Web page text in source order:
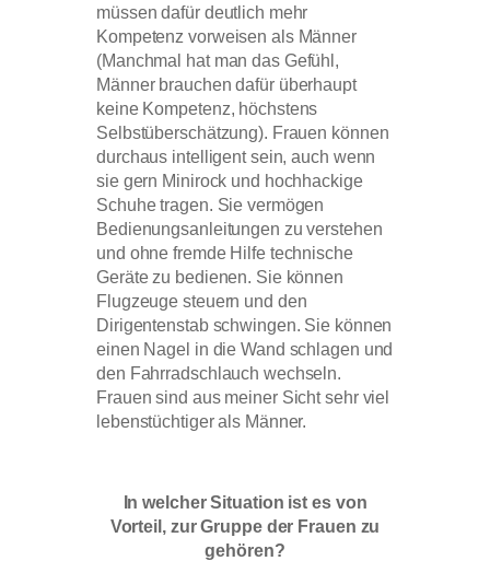
müssen dafür deutlich mehr
Kompetenz vorweisen als Männer
(Manchmal hat man das Gefühl,
Männer brauchen dafür überhaupt
keine Kompetenz, höchstens
Selbstüberschätzung). Frauen können
durchaus intelligent sein, auch wenn
sie gern Minirock und hochhackige
Schuhe tragen. Sie vermögen
Bedienungsanleitungen zu verstehen
und ohne fremde Hilfe technische
Geräte zu bedienen. Sie können
Flugzeuge steuern und den
Dirigentenstab schwingen. Sie können
einen Nagel in die Wand schlagen und
den Fahrradschlauch wechseln.
Frauen sind aus meiner Sicht sehr viel
lebenstüchtiger als Männer.
In welcher Situation ist es von
Vorteil, zur Gruppe der Frauen zu
gehören?